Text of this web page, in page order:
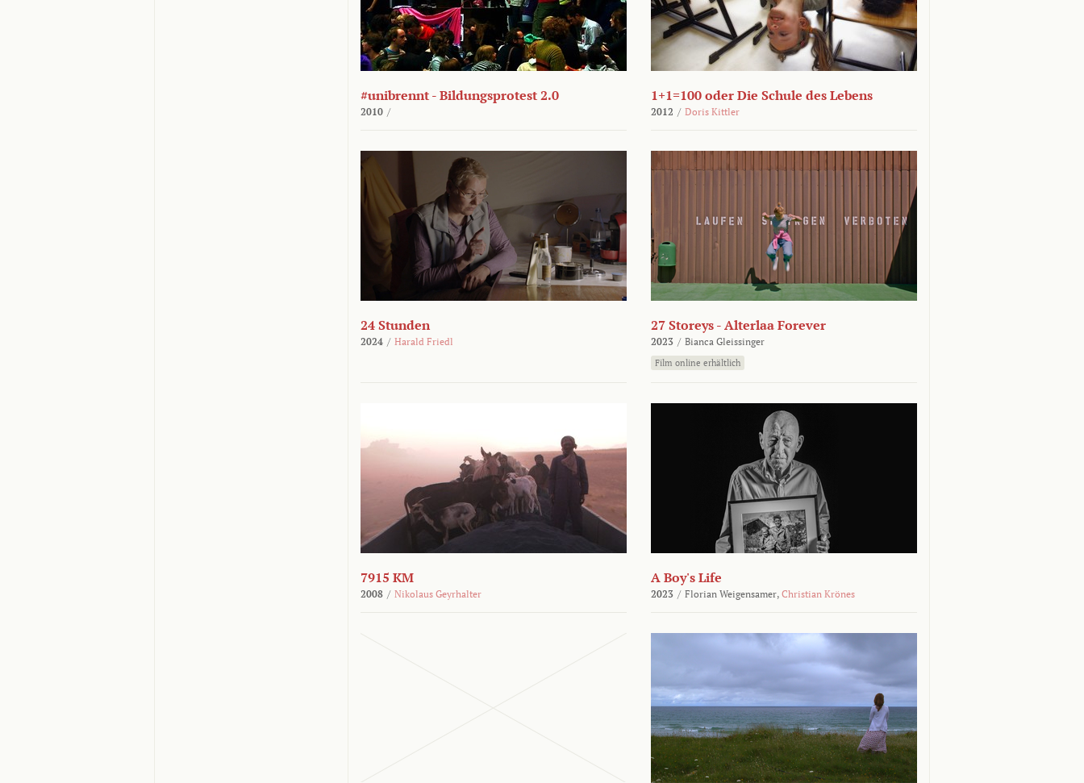
#unibrennt - Bildungsprotest 2.0
2010 /
1+1=100 oder Die Schule des Lebens
2012 / Doris Kittler
24 Stunden
2024 / Harald Friedl
27 Storeys - Alterlaa Forever
2023 / Bianca Gleissinger
Film online erhältlich
7915 KM
2008 / Nikolaus Geyrhalter
A Boy's Life
2023 / Florian Weigensamer, Christian Krönes